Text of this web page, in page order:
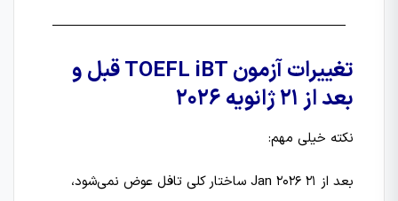
تغییرات آزمون TOEFL iBT قبل و
بعد از ۲۱ ژانویه ۲۰۲۶
نکته خیلی مهم:
بعد از 21 Jan 2026 ساختار کلی تافل عوض نمی‌شود،